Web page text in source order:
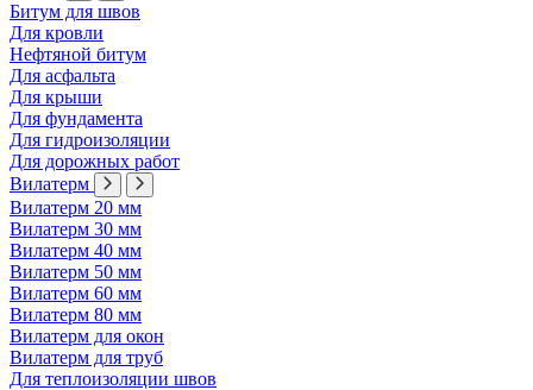
Битум для швов
Для кровли
Нефтяной битум
Для асфальта
Для крыши
Для фундамента
Для гидроизоляции
Для дорожных работ
Вилатерм
Вилатерм 20 мм
Вилатерм 30 мм
Вилатерм 40 мм
Вилатерм 50 мм
Вилатерм 60 мм
Вилатерм 80 мм
Вилатерм для окон
Вилатерм для труб
Для теплоизоляции швов